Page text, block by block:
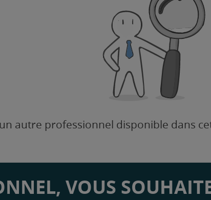
autre professionnel disponible dans
VOUS